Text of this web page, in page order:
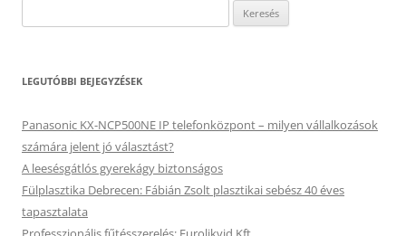
LEGUTÓBBI BEJEGYZÉSEK
Panasonic KX-NCP500NE IP telefonközpont – milyen vállalkozások
számára jelent jó választást?
A leesésgátlós gyerekágy biztonságos
Fülplasztika Debrecen: Fábián Zsolt plasztikai sebész 40 éves
tapasztalata